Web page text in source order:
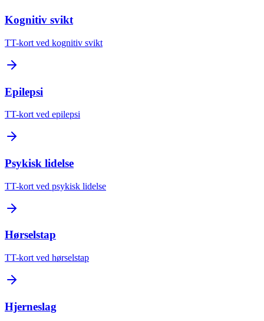
Kognitiv svikt
TT-kort ved kognitiv svikt
Epilepsi
TT-kort ved epilepsi
Psykisk lidelse
TT-kort ved psykisk lidelse
Hørselstap
TT-kort ved hørselstap
Hjerneslag